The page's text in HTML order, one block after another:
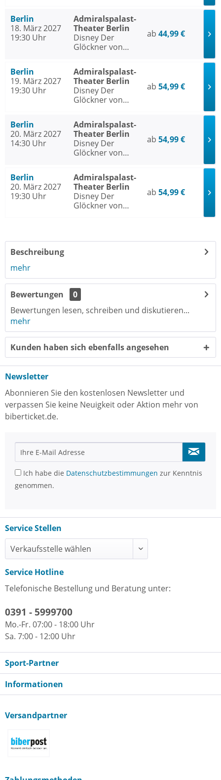
Berlin
18. März 2027
19:30 Uhr
Admiralspalast-
Theater Berlin
Disney Der
Glöckner von
ab 44,99 €
Berlin
19. März 2027
19:30 Uhr
Admiralspalast-
Theater Berlin
Disney Der
Glöckner von
ab 54,99 €
Berlin
20. März 2027
14:30 Uhr
Admiralspalast-
Theater Berlin
Disney Der
Glöckner von
ab 54,99 €
Berlin
20. März 2027
19:30 Uhr
Admiralspalast-
Theater Berlin
Disney Der
Glöckner von
ab 54,99 €
Beschreibung
mehr
Bewertungen
0
Bewertungen lesen, schreiben und diskutieren...
mehr
Kunden haben sich ebenfalls angesehen
Newsletter
Abonnieren Sie den kostenlosen Newsletter und
verpassen Sie keine Neuigkeit oder Aktion mehr von
biberticket.de.
Ich habe die Datenschutzbestimmungen zur Kenntnis
genommen.
Service Stellen
Service Hotline
Telefonische Bestellung und Beratung unter:
0391 - 5999700
Mo.-Fr. 07:00 - 18:00 Uhr
Sa. 7:00 - 12:00 Uhr
Sport-Partner
Informationen
Versandpartner